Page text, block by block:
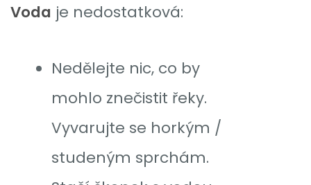
Voda je nedostatková:
Nedělejte nic, co by
mohlo znečistit řeky.
Vyvarujte se horkým /
studeným sprchám.